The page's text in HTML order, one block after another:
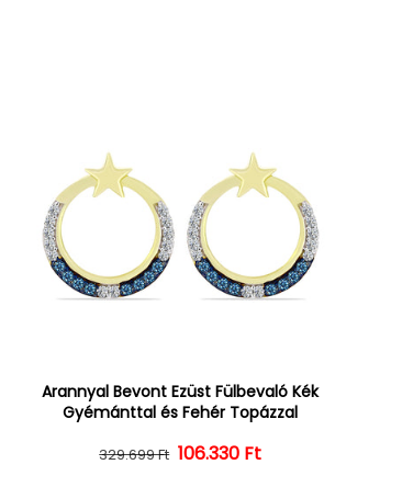
Arannyal Bevont Ezüst Fülbevaló Kék
Gyémánttal és Fehér Topázzal
Normál ár
329.699 Ft Kedvezményes ár
106.330 Ft